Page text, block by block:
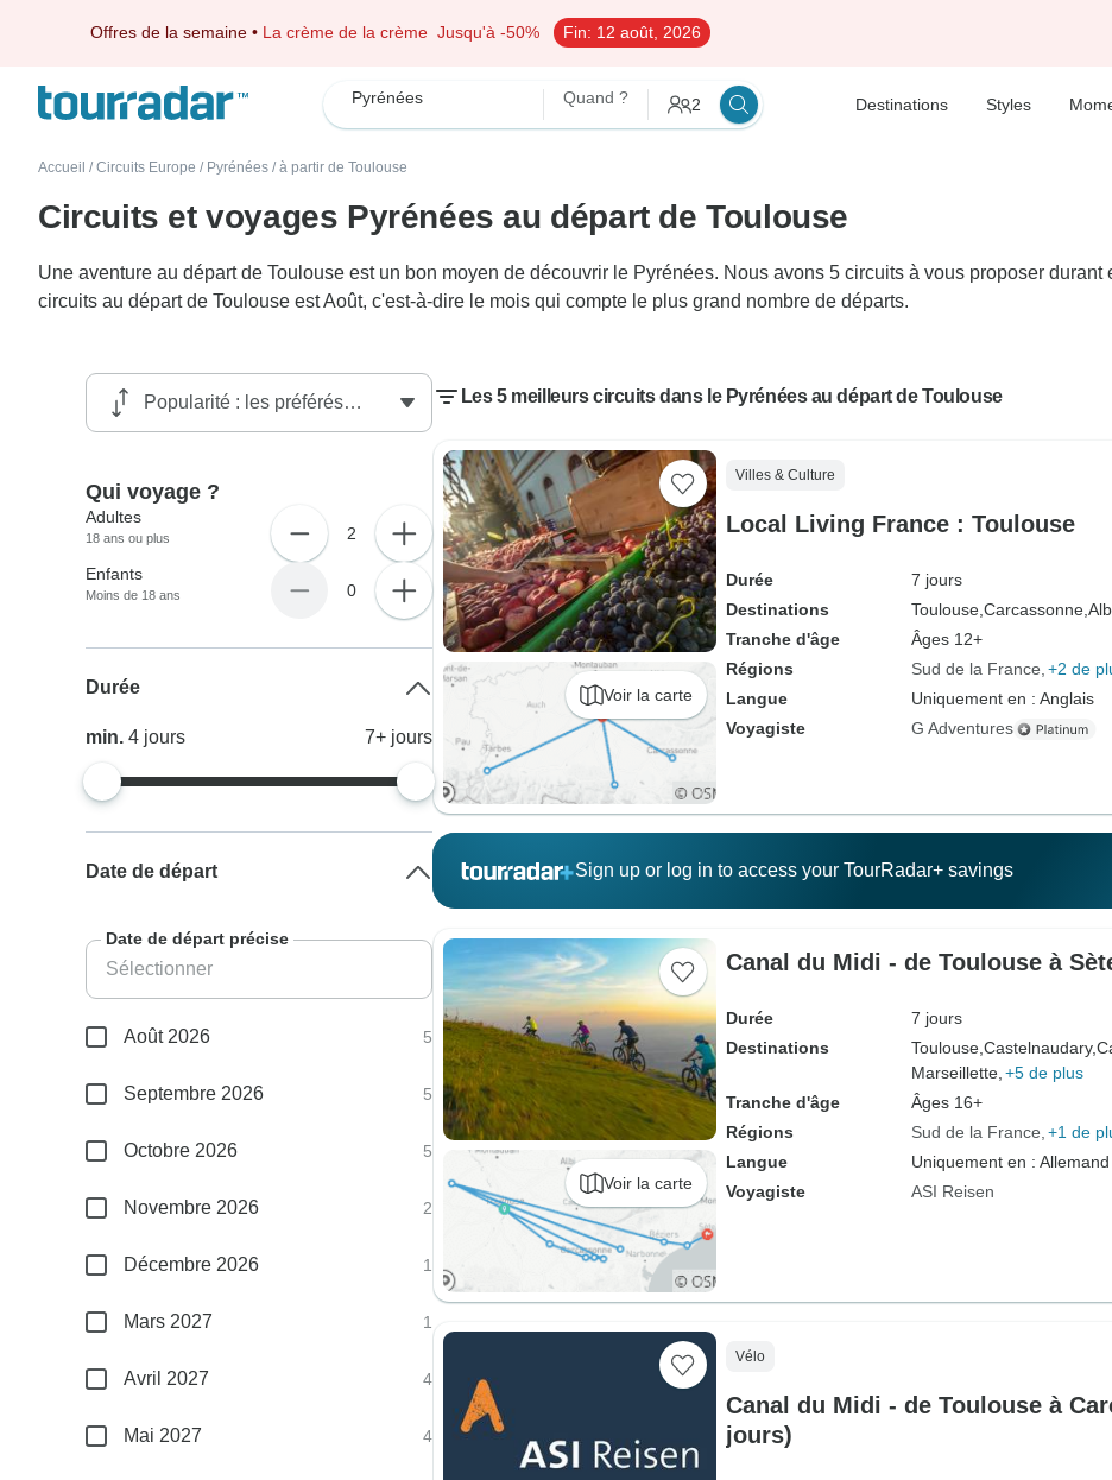
Offres de la semaine • La crème de la crème Jusqu'à -50% Fin: 12 août, 2026
Pyrénées Quand ? 2 Destinations Styles
Accueil / Circuits Europe / Pyrénées / à partir de Toulouse
Circuits et voyages Pyrénées au départ de Toulouse
Une aventure au départ de Toulouse est un bon moyen de découvrir le Pyrénées. Nous avons 5 circuits à vous proposer
circuits au départ de Toulouse est Août, c'est-à-dire le mois qui compte le plus grand nombre de départs.
Les 5 meilleurs circuits dans le Pyrénées au départ de Toulouse
Voir la carte
Villes & Culture
Local Living France : Toulouse
Durée
7 jours
Destinations
Toulouse, Carcassonne,
Tranche d'âge
Âges 12+
Régions
Sud de la France +2 de
Langue
Uniquement en : Anglais
Voyagiste
G Adventures
Sign up or log in to access your TourRadar+ savings
Voir la carte
Canal du Midi - de Toulouse à
Durée
7 jours
Destinations
Toulouse, Castelnaudary,
Marseillette, +5 de plus
Tranche d'âge
Âges 16+
Régions
Sud de la France +1 de
Langue
Uniquement en : Allemand
Voyagiste
ASI Reisen
Vélo
Canal du Midi - de Toulouse à
jours)
Qui voyage ?
Adultes
18 ans ou plus 2
Enfants
Moins de 18 ans 0
Durée
min.4 jours 7+ jours
Date de départ
Date de départ précise
Août 2026 5
Septembre 2026 5
Octobre 2026 5
Novembre 2026 2
Décembre 2026 1
Mars 2027 1
Avril 2027 4
Mai 2027 4